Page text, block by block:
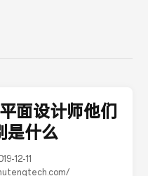
面设计师他们
是什么
12-11